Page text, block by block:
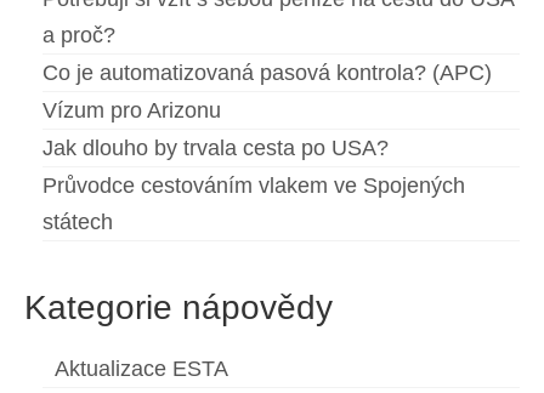
a proč?
Co je automatizovaná pasová kontrola? (APC)
Vízum pro Arizonu
Jak dlouho by trvala cesta po USA?
Průvodce cestováním vlakem ve Spojených
státech
Kategorie nápovědy
Aktualizace ESTA